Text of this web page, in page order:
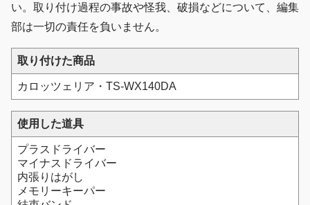
い。取り付け過程の事故や怪我、破損などについて、編集
部は一切の責任を負いません。
取り付けた商品
カロッツェリア・TS-WX140DA
使用した道具
プラスドライバー
マイナスドライバー
内張りはがし
メモリーキーパー